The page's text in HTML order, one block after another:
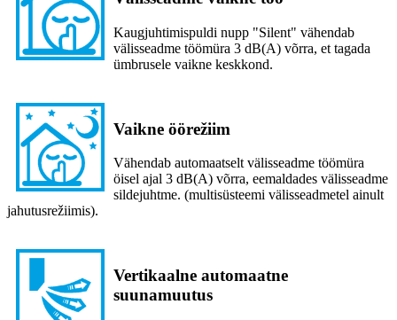
Kaugjuhtimispuldi nupp "Silent" vähendab
välisseadme töömüra 3 dB(A) võrra, et tagada
ümbrusele vaikne keskkond.
Vaikne öörežiim
Vähendab automaatselt välisseadme töömüra
öisel ajal 3 dB(A) võrra, eemaldades välisseadme
sildejuhtme. (multisüsteemi välisseadmetel ainult
jahutusrežiimis).
Vertikaalne automaatne
suunamuutus